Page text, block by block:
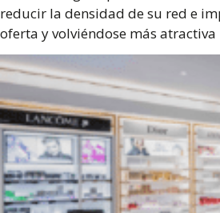
reducir la densidad de su red e
oferta y volviéndose más